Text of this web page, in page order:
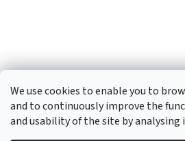
We use cookies to enable you to
and to continuously improve the
and usability of the site by analysing